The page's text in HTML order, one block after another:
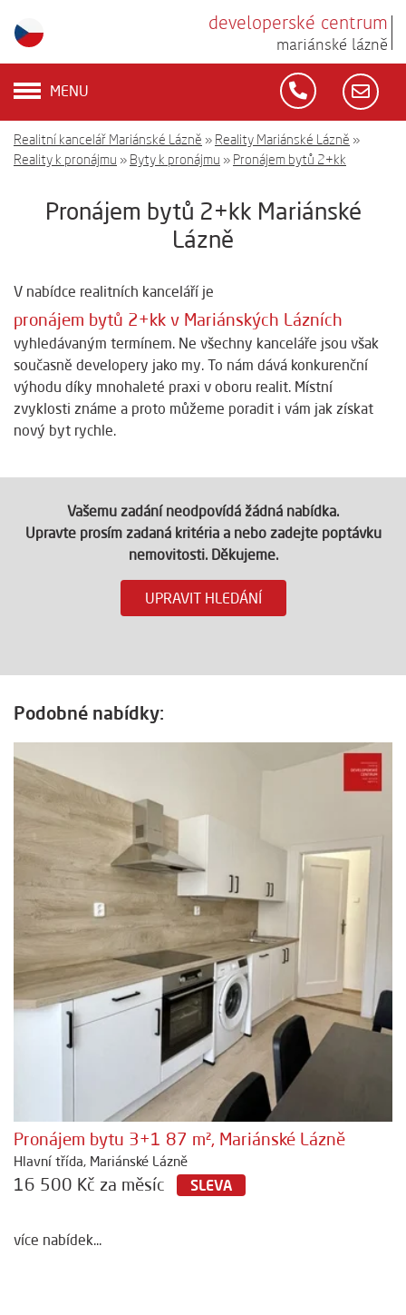
developerské centrum
mariánské lázně
MENU
Realitní kancelář Mariánské Lázně » Reality Mariánské Lázně »
Reality k pronájmu » Byty k pronájmu » Pronájem bytů 2+kk
Pronájem bytů 2+kk Mariánské
Lázně
V nabídce realitních kanceláří je
pronájem bytů 2+kk v Mariánských Lázních
vyhledávaným termínem. Ne všechny kanceláře jsou však
současně developery jako my. To nám dává konkurenční
výhodu díky mnohaleté praxi v oboru realit. Místní
zvyklosti známe a proto můžeme poradit i vám jak získat
nový byt rychle.
Vašemu zadání neodpovídá žádná nabídka.
Upravte prosím zadaná kritéria a nebo zadejte poptávku
nemovitosti. Děkujeme.
UPRAVIT HLEDÁNÍ
Podobné nabídky:
Pronájem bytu 3+1 87 m², Mariánské Lázně
Hlavní třída, Mariánské Lázně
16 500 Kč za měsíc SLEVA
více nabídek...